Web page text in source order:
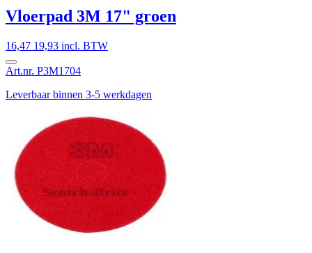
Vloerpad 3M 17" groen
16,47 19,93 incl. BTW
Art.nr. P3M1704
Leverbaar binnen 3-5 werkdagen